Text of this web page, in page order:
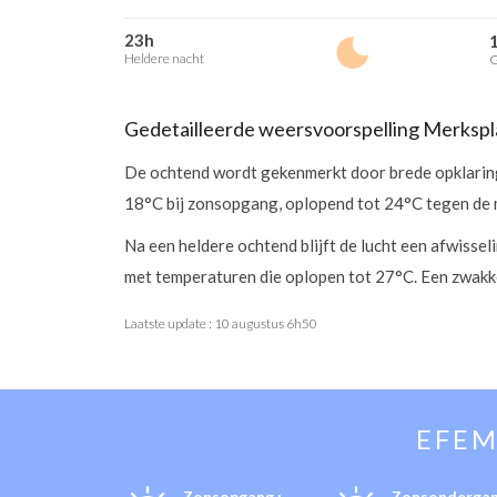
23h
Heldere nacht
Gedetailleerde weersvoorspelling
De ochtend wordt gekenmerkt door brede
18°C bij zonsopgang, oplopend tot 24°C tegen de
Na een heldere ochtend blijft de lucht een
met temperaturen die oplopen tot 27°C. Een
Laatste update : 10 augustus 6h50